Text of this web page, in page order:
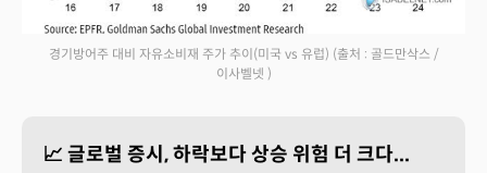
경기방어주 대비 자유소비재 주가 추이(미국 vs 유럽) (출처 : 골드만삭스 /
이사벨넷 )
📈 글로벌 증시, 하락보다 상승 위험 더 크다...